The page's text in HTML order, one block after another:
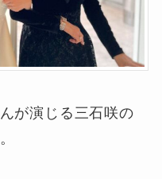
が演じる三石咲の